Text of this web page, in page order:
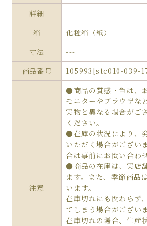
詳細
---
箱
化粧箱（紙）
寸法
---
商品番号
105993[stc010-039-
注意
●商品の質感・色は、
モニターやブラウザな
実物と異なる場合がご
ください。
●在庫の状況により、
いただく場合がござい
合は事前にお問い合わ
●商品の在庫は、実店
ます。また、季節商品
います。
在庫切れにも関わらず
てしまう場合がございま
在庫切れの場合、生産